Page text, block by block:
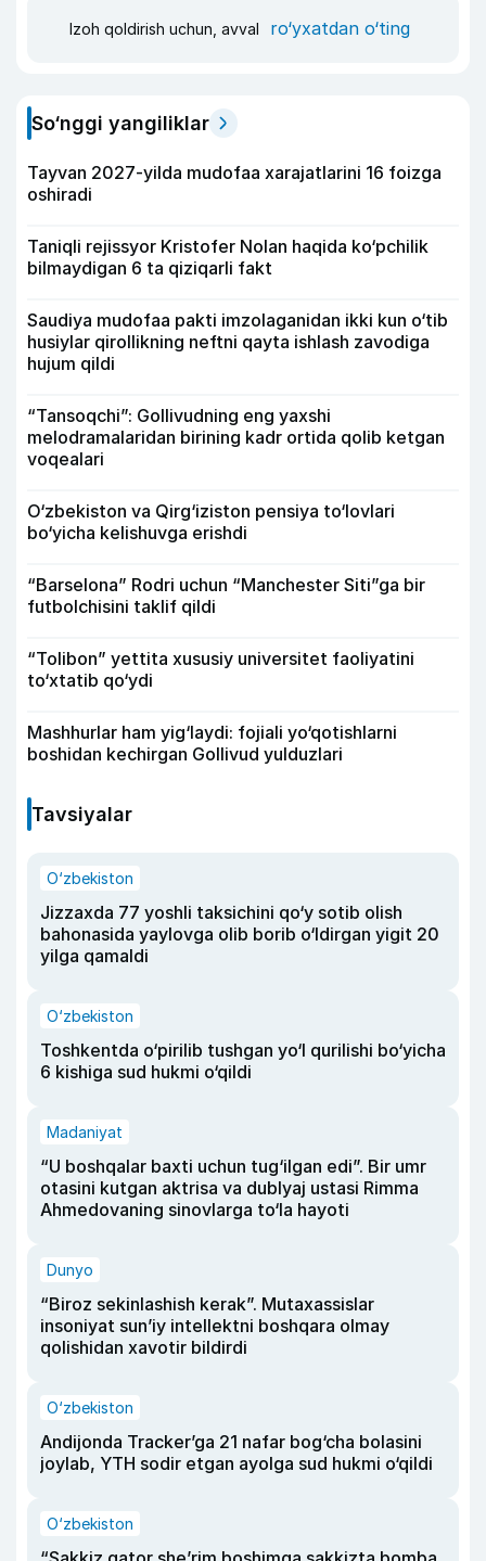
Izoh qoldirish uchun, avval ro‘yxatdan o‘ting
So‘nggi yangiliklar
Tayvan 2027-yilda mudofaa xarajatlarini 16 foizga
oshiradi
Taniqli rejissyor Kristofer Nolan haqida ko‘pchilik
bilmaydigan 6 ta qiziqarli fakt
Saudiya mudofaa pakti imzolaganidan ikki kun o‘tib
husiylar qirollikning neftni qayta ishlash zavodiga
hujum qildi
“Tansoqchi”: Gollivudning eng yaxshi
melodramalaridan birining kadr ortida qolib ketgan
voqealari
O‘zbekiston va Qirg‘iziston pensiya to‘lovlari
bo‘yicha kelishuvga erishdi
“Barselona” Rodri uchun “Manchester Siti”ga bir
futbolchisini taklif qildi
“Tolibon” yettita xususiy universitet faoliyatini
to‘xtatib qo‘ydi
Mashhurlar ham yig‘laydi: fojiali yo‘qotishlarni
boshidan kechirgan Gollivud yulduzlari
Tavsiyalar
O‘zbekiston
Jizzaxda 77 yoshli taksichini qo‘y sotib olish
bahonasida yaylovga olib borib o‘ldirgan yigit 20
yilga qamaldi
O‘zbekiston
Toshkentda o‘pirilib tushgan yo‘l qurilishi bo‘yicha
6 kishiga sud hukmi o‘qildi
Madaniyat
“U boshqalar baxti uchun tug‘ilgan edi”. Bir umr
otasini kutgan aktrisa va dublyaj ustasi Rimma
Ahmedovaning sinovlarga to‘la hayoti
Dunyo
“Biroz sekinlashish kerak”. Mutaxassislar
insoniyat sun’iy intellektni boshqara olmay
qolishidan xavotir bildirdi
O‘zbekiston
Andijonda Tracker’ga 21 nafar bog‘cha bolasini
joylab, YTH sodir etgan ayolga sud hukmi o‘qildi
O‘zbekiston